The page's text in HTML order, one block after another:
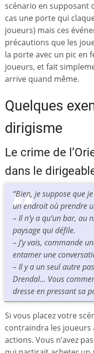
scénario en supposant
cas une porte qui
joueurs) mais ces
précautions que les
la porte avec un pic en
joueurs, et fait
arrive quand même.
Quelques
dirigisme
Le crime de
dans le
“Bien, je suppose que
un endroit où prendre
– Il n’y a qu’un bar, au
paysage qui défile.
– J’y vais, commande
entamer une
– Il y a un seul autre
Drendal… Vous
dresse en pressant sa
Si vous placez votre
contraindra les joueurs
actions. Vous n’avez